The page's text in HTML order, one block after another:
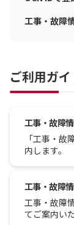
工事・故障
ご利用ガイ
工事・故障
「工事・
内します。
工事・故障
工事・故障
てご案内い